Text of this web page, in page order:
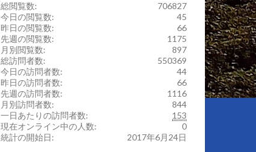
706827
総閲覧数:
45
今日の閲覧数:
66
昨日の閲覧数:
1175
先週の閲覧数:
897
月別閲覧数:
550369
総訪問者数:
44
今日の訪問者数:
66
昨日の訪問者数:
1116
先週の訪問者数:
844
月別訪問者数:
153
一日あたりの訪問者数:
0
現在オンライン中の人数:
2017年6月24日
統計の開始日: